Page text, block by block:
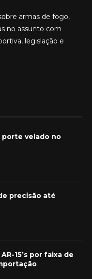
armas de fogo,
no assunto com
legislação e
porte velado no
precisão até
15’s por faixa de